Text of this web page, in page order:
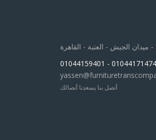
- ميدان الجيش - العتبة - القاهرة
01044171474
- 01044159401
أتصل بنا يسعدنا أتصالك